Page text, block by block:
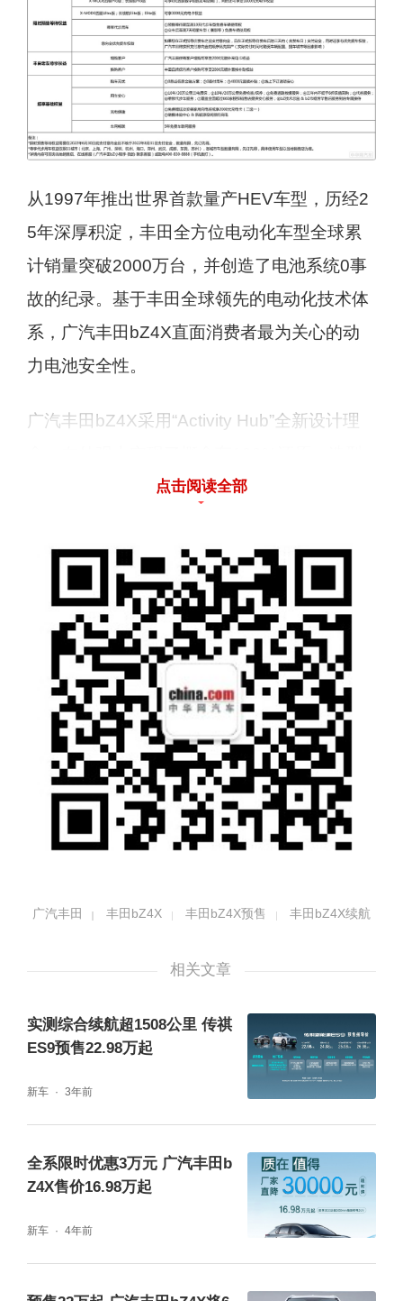
从1997年推出世界首款量产HEV车型，历经2
5年深厚积淀，丰田全方位电动化车型全球累
计销量突破2000万台，并创造了电池系统0事
故的纪录。基于丰田全球领先的电动化技术体
系，广汽丰田bZ4X直面消费者最为关心的动
力电池安全性。
广汽丰田bZ4X采用“Activity Hub”全新设计理
充满力量感和科技感。锤形鲨鱼式前脸，立体
极具魅力与新潮的高级质感。
配备远视点机舱层叠式仪表盘，为驾驶者提供
达1000mm的跨级别后排空间，为乘客带来更
广汽丰田bZ4X还搭载了众多先进配置，智享
点击阅读全部
广汽丰田 丰田bZ4X 丰田bZ4X预售 丰田bZ4X续航
相关文章
实测综合续航超1508公里 传祺
ES9预售22.98万起
新车 3年前
全系限时优惠3万元 广汽丰田b
Z4X售价16.98万起
新车 4年前